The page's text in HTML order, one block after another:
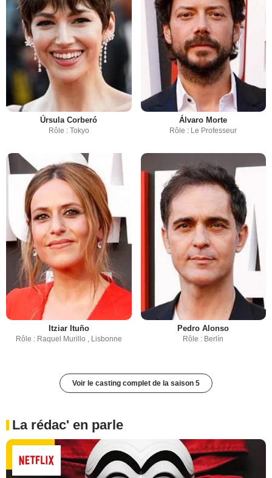
Úrsula Corberó
Rôle : Tokyo
Álvaro Morte
Rôle : Le Professeur
Itziar Ituño
Rôle : Raquel Murillo , Lisbonne
Pedro Alonso
Rôle : Berlín
Voir le casting complet de la saison 5
La rédac' en parle